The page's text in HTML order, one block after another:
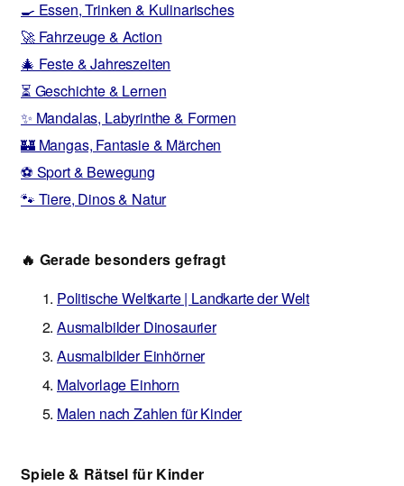
🍳 Essen, Trinken & Kulinarisches
🚀 Fahrzeuge & Action
🎄 Feste & Jahreszeiten
⏳ Geschichte & Lernen
✨ Mandalas, Labyrinthe & Formen
🏰 Mangas, Fantasie & Märchen
⚽ Sport & Bewegung
🐾 Tiere, Dinos & Natur
🔥 Gerade besonders gefragt
Politische Weltkarte | Landkarte der Welt
Ausmalbilder Dinosaurier
Ausmalbilder Einhörner
Malvorlage Einhorn
Malen nach Zahlen für Kinder
Spiele & Rätsel für Kinder